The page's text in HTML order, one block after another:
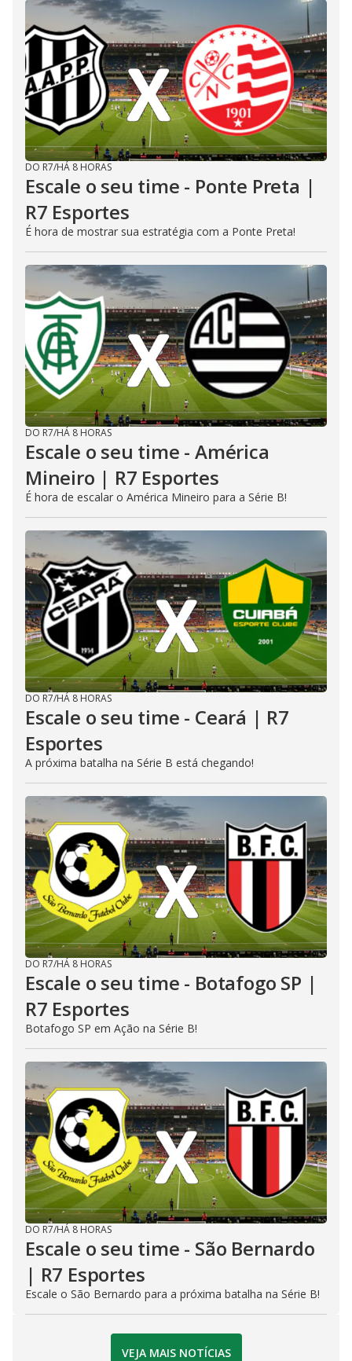
DO R7/HÁ 8 HORAS
Escale o seu time - Ponte Preta |
R7 Esportes
É hora de mostrar sua estratégia com a Ponte Preta!
DO R7/HÁ 8 HORAS
Escale o seu time - América
Mineiro | R7 Esportes
É hora de escalar o América Mineiro para a Série B!
DO R7/HÁ 8 HORAS
Escale o seu time - Ceará | R7
Esportes
A próxima batalha na Série B está chegando!
DO R7/HÁ 8 HORAS
Escale o seu time - Botafogo SP |
R7 Esportes
Botafogo SP em Ação na Série B!
DO R7/HÁ 8 HORAS
Escale o seu time - São Bernardo
| R7 Esportes
Escale o São Bernardo para a próxima batalha na Série B!
VEJA MAIS NOTÍCIAS